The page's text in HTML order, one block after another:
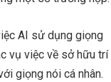
AI sử dụng giọng
vụ việc về sở hữu trí
giọng nói cá nhân.